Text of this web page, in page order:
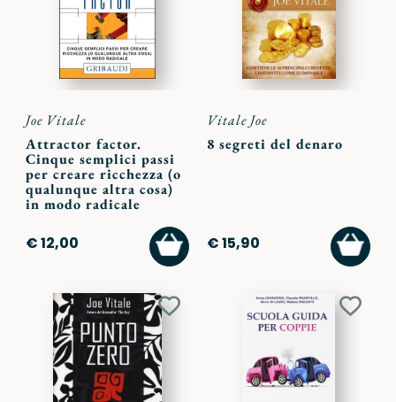
Joe Vitale
Attractor factor.
Cinque semplici passi
per creare ricchezza (o
qualunque altra cosa)
in modo radicale
€ 12,00
AGGIUNGI
AL
CARRELLO
Vitale Joe
8 segreti del denaro
€ 15,90
AL
Aggiungi